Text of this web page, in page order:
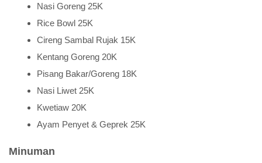
Nasi Goreng 25K
Rice Bowl 25K
Cireng Sambal Rujak 15K
Kentang Goreng 20K
Pisang Bakar/Goreng 18K
Nasi Liwet 25K
Kwetiaw 20K
Ayam Penyet & Geprek 25K
Minuman